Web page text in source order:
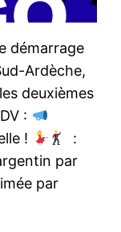
démarrage
Ardèche,
deuxièmes
:
!
:
par
par